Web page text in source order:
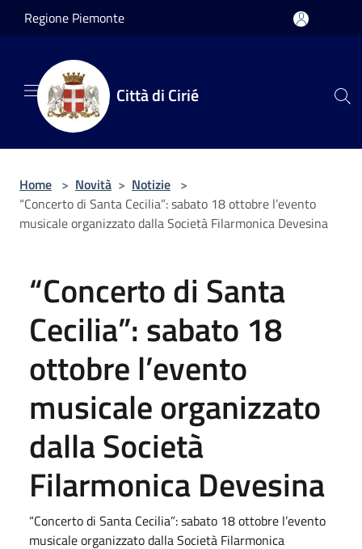
Salta al contenuto principale
Regione Piemonte
Città di Cirié
Home > Novità > Notizie >
“Concerto di Santa Cecilia”: sabato 18 ottobre l’evento
musicale organizzato dalla Società Filarmonica Devesina
“Concerto di Santa
Cecilia”: sabato 18
ottobre l’evento
musicale organizzato
dalla Società
Filarmonica Devesina
“Concerto di Santa Cecilia”: sabato 18 ottobre l’evento
musicale organizzato dalla Società Filarmonica